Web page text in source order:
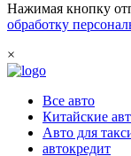
Нажимая кнопку
обработку
×
Все авто
Китайские
Авто для
автокредит